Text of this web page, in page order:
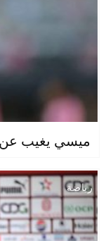
ميسي يغيب عن
رياضة